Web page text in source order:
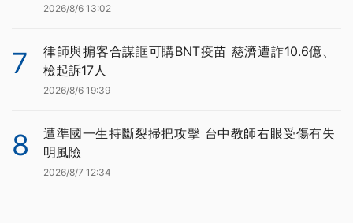
2026/8/6 13:02
7
律師與掮客合謀誆可購BNT疫苗 慈濟遭詐10.6億、
檢起訴17人
2026/8/6 19:39
8
遭準國一生持斷裂掃把攻擊 台中教師右眼受傷有失
明風險
2026/8/7 12:34